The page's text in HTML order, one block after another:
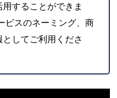
することができま
ビスのネーミング、商
してご利用くださ